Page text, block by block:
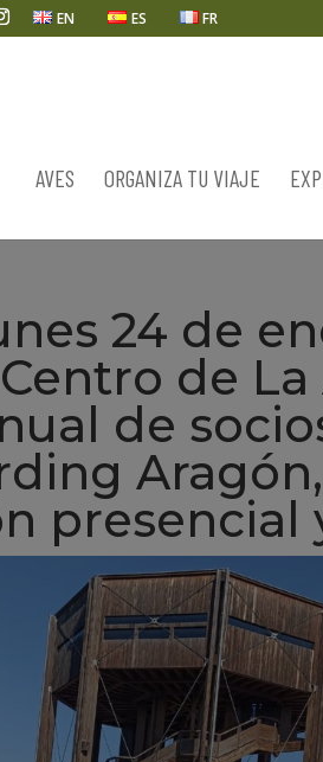
EN ES FR
AVES ORGANIZA TU VIAJE
24 de
de La
de
presencial